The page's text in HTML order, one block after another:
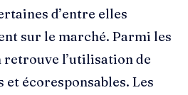
d’entre elles
sur le marché. Parmi les
retrouve l’utilisation de
écoresponsables. Les